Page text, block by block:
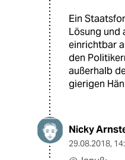
Ein
Lösung und
einrichtbar
den
außerhalb
gierigen
Nicky
29.08.2018,